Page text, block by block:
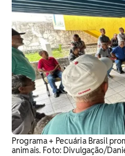
Programa + Pecuária Brasil
animais. Foto: Divulgação/